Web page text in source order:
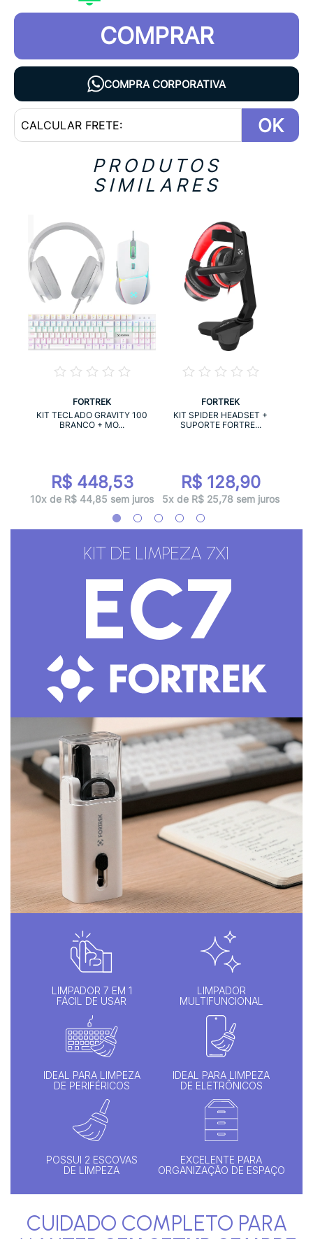
COMPRAR
COMPRA CORPORATIVA
OK
PRODUTOS
SIMILARES
FORTREK
KIT TECLADO GRAVITY 100
BRANCO + MO...
R$ 448,53
10x de R$ 44,85 sem juros
FORTREK
KIT SPIDER HEADSET +
SUPORTE FORTRE...
R$ 128,90
5x de R$ 25,78 sem juros